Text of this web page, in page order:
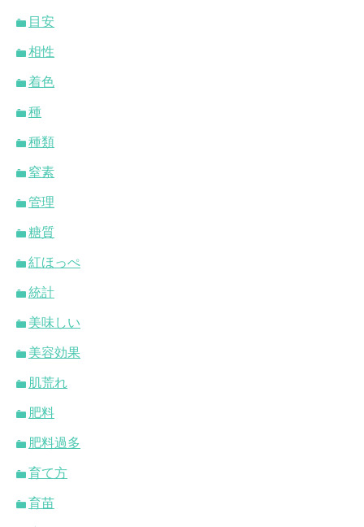
目安
相性
着色
種
種類
窒素
管理
糖質
紅ほっぺ
統計
美味しい
美容効果
肌荒れ
肥料
肥料過多
育て方
育苗